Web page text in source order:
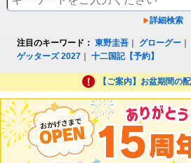
詳細検索
注目のキーワード： 東野圭吾 グローグー
ゲッターズ 2027 ｜十二国記【予約】
【ご案内】お盆期間の